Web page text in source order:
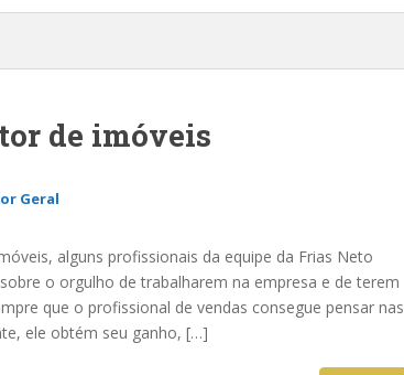
de imóveis
Geral
alguns profissionais da equipe da Frias Neto
o orgulho de trabalharem na empresa e de terem
que o profissional de vendas consegue pensar nas
ele obtém seu ganho, […]